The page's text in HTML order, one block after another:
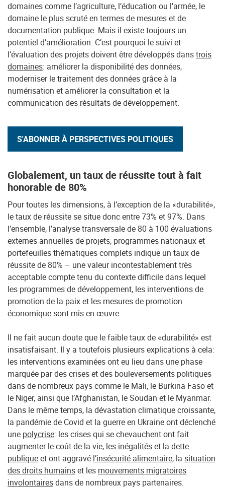
domaines comme l’agriculture, l’éducation ou l’armée, le
domaine le plus scruté en termes de mesures et de
documentation publique. Mais il existe toujours un
potentiel d’amélioration. C’est pourquoi le suivi et
l’évaluation des projets doivent être développés danstrois
domaines: améliorer la disponibilité des données,
moderniser le traitement des données grâce à la
numérisation et améliorer la consultation et la
communication des résultats de développement.
S'ABONNER À PERSPECTIVES POLITIQUES
Globalement, un taux de réussite tout à fait
honorable de 80%
Pour toutes les dimensions, à l’exception de la «durabilité»,
le taux de réussite se situe donc entre 73% et 97%. Dans
l’ensemble, l’analyse transversale de 80 à 100 évaluations
externes annuelles de projets, programmes nationaux et
portefeuilles thématiques complets indique un taux de
réussite de 80% – une valeur incontestablement très
acceptable compte tenu du contexte difficile dans lequel
les programmes de développement, les interventions de
promotion de la paix et les mesures de promotion
économique sont mis en œuvre.
Il ne fait aucun doute que le faible taux de «durabilité» est
insatisfaisant. Il y a toutefois plusieurs explications à cela:
les interventions examinées ont eu lieu dans une phase
marquée par des crises et des bouleversements politiques
dans de nombreux pays comme le Mali, le Burkina Faso et
le Niger, ainsi que l’Afghanistan, le Soudan et le Myanmar.
Dans le même temps, la dévastation climatique croissante,
la pandémie de Covid et la guerre en Ukraine ont déclenché
une polycrise: les crises qui se chevauchent ont fait
augmenter le coût de la vie, les inégalitéset la dette
publiqueet ont aggravé l’insécurité alimentaire, la situation
des droits humainset les mouvements migratoires
involontairesdans de nombreux pays partenaires.